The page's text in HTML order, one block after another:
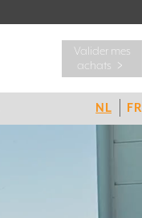
Valider mes
achats ﹥
NL FR